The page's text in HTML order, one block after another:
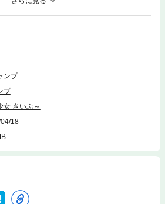
ンプ
プ
女 さいぷ～
18